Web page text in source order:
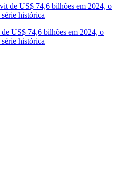
US$ 74,6 bilhões em 2024, o
histórica